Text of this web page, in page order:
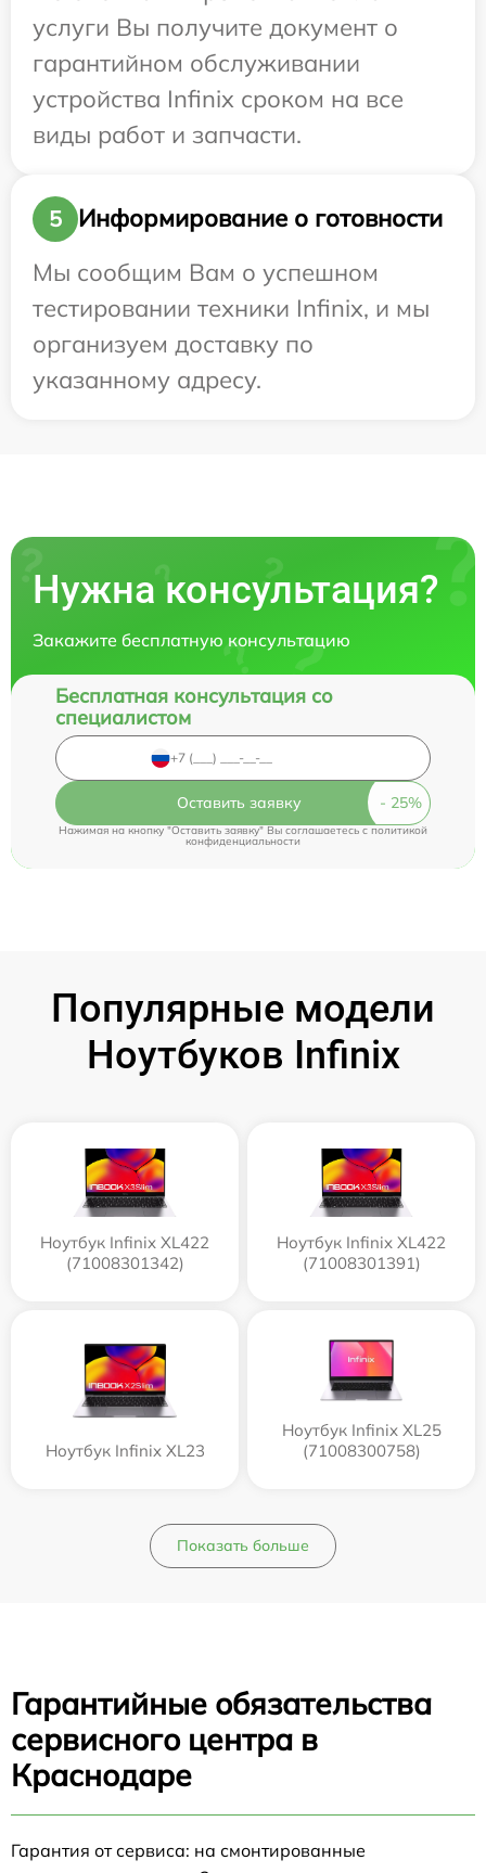
услуги Вы получите документ о
гарантийном обслуживании
устройства Infinix сроком на все
виды работ и запчасти.
5
Информирование о готовности
Мы сообщим Вам о успешном
тестировании техники Infinix, и мы
организуем доставку по
указанному адресу.
Нужна консультация?
Закажите бесплатную консультацию
Бесплатная консультация со
специалистом
Оставить заявку
Нажимая на кнопку "Оставить заявку" Вы соглашаетесь cполитикой
конфиденциальности
Популярные модели
Ноутбуков Infinix
Ноутбук Infinix XL422
(71008301342)
Ноутбук Infinix XL422
(71008301391)
Ноутбук Infinix XL23
Ноутбук Infinix XL25
(71008300758)
Показать больше
Гарантийные обязательства
сервисного центра в
Краснодаре
Гарантия от сервиса: на смонтированные